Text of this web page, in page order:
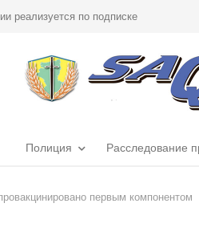
реализуется по подписке
Полиция Расследование
первым компонентом